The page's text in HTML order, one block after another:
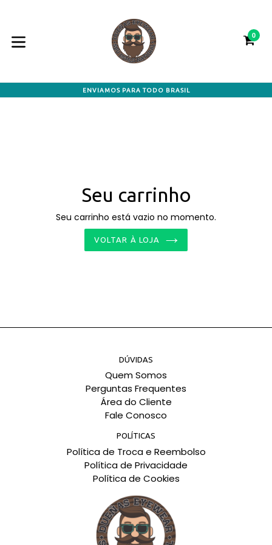
conteúdo
0
ENVIAMOS PARA TODO BRASIL
Seu carrinho
Seu carrinho está vazio no momento.
VOLTAR À LOJA
DÚVIDAS
Quem Somos
Perguntas Frequentes
Área do Cliente
Fale Conosco
POLÍTICAS
Política de Troca e Reembolso
Política de Privacidade
Política de Cookies